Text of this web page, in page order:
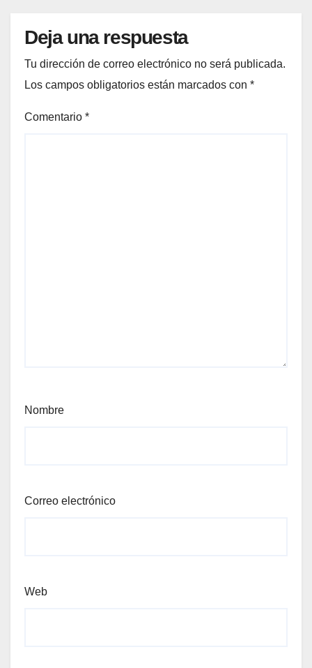
Deja una respuesta
Tu dirección de correo electrónico no será publicada.
Los campos obligatorios están marcados con *
Comentario *
Nombre
Correo electrónico
Web